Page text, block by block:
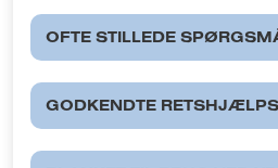
OFTE STILLEDE
GODKENDTE